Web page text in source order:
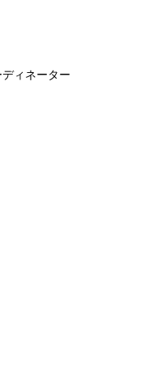
ィネーター